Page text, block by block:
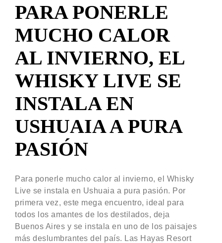
PARA PONERLE
MUCHO CALOR
AL INVIERNO, EL
WHISKY LIVE SE
INSTALA EN
USHUAIA A PURA
PASIÓN
Para ponerle mucho calor al invierno, el Whisky
Live se instala en Ushuaia a pura pasión. Por
primera vez, este mega encuentro, ideal para
todos los amantes de los destilados, deja
Buenos Aires y se instala en uno de los paisajes
más deslumbrantes del país. Las Hayas Resort